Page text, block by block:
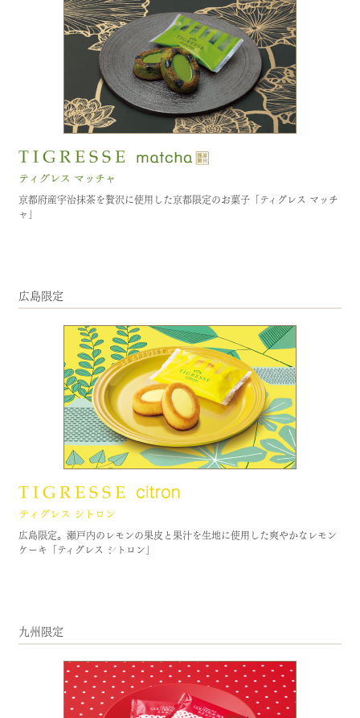
京都府産宇治抹茶を贅沢に使用した京都限定のお菓子「ティグレス マッチ
ャ」
広島限定
広島限定。瀬戸内のレモンの果皮と果汁を生地に使用した爽やかなレモン
ケーキ「ティグレス シトロン」
九州限定